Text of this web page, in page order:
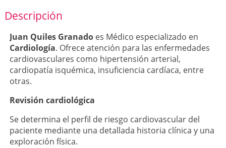
Descripción
Juan Quiles Granadoes Médico especializado en
Cardiología. Ofrece atención para las enfermedades
cardiovasculares como hipertensión arterial,
cardiopatía isquémica, insuficiencia cardíaca, entre
otras.
Revisión cardiológica
Se determina el perfil de riesgo cardiovascular del
paciente mediante una detallada historia clínica y una
exploración física.